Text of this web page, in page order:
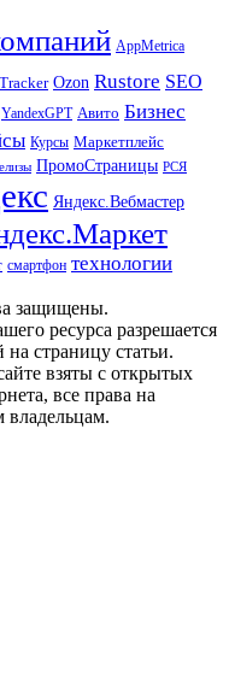
AppMetrica
Ozon Rustore SEO
YandexGPT Авито Бизнес
Курсы Маркетплейс
ПромоСтраницы РСЯ
Яндекс.Вебмастер
смартфон технологии
защищены.
ресурса разрешается
страницу статьи.
взяты с открытых
все права на
владельцам.